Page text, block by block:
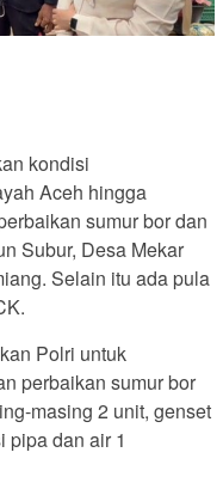
kondisi
Aceh hingga
sumur bor dan
Subur, Desa Mekar
Selain itu ada pula
Polri untuk
perbaikan sumur bor
masing 2 unit, genset
pipa dan air 1